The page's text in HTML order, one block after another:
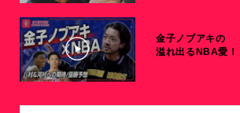
金子ノブアキの
溢れ出るNBA愛！